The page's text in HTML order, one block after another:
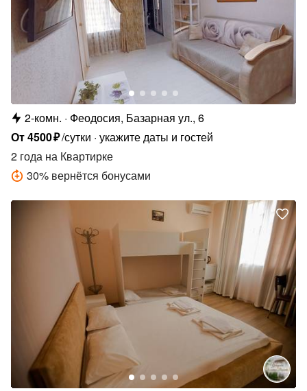
2-комн.
Феодосия, Базарная ул., 6
От4500₽/сутки укажите даты и гостей
2 года на Квартирке
30% вернётся бонусами